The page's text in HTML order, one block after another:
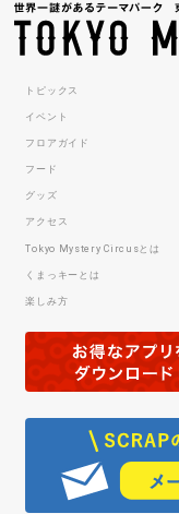
トピックス
イベント
フロアガイド
フード
グッズ
アクセス
Tokyo Mystery Circusとは
くまっキーとは
楽しみ方